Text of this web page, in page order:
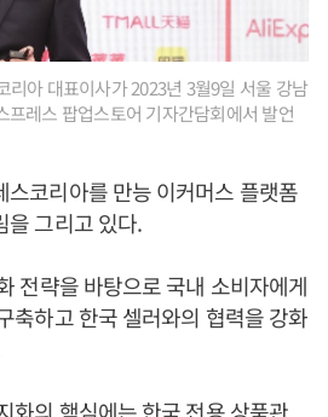
아 대표이사가 2023년 3월9일 서울 강남
프레스 팝업스토어 기자간담회에서 발언
스코리아를 만능 이커머스 플랫폼
을 그리고 있다.
전략을 바탕으로 국내 소비자에게
축하고 한국 셀러와의 협력을 강화